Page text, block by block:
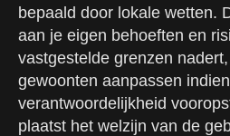
bepaald door lokale wetten.
aan je eigen behoeften en
vastgestelde grenzen
gewoonten aanpassen
verantwoordelijkheid
plaatst het welzijn van de